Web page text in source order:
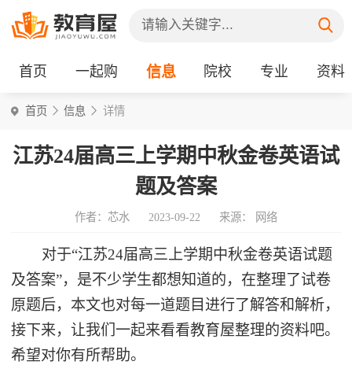
首页 一起购 信息 院校 专业 资料
首页 信息 详情
江苏24届高三上学期中秋金卷英语试
题及答案
作者：芯水 2023-09-22 来源： 网络
对于“江苏24届高三上学期中秋金卷英语试题
及答案”，是不少学生都想知道的，在整理了试卷
原题后，本文也对每一道题目进行了解答和解析，
接下来，让我们一起来看看教育屋整理的资料吧。
希望对你有所帮助。